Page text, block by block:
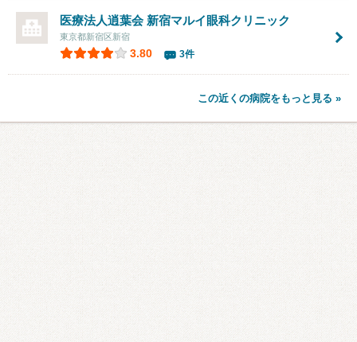
医療法人逍葉会 新宿マルイ眼科クリニック
東京都新宿区新宿
3.80 3件
この近くの病院をもっと見る »